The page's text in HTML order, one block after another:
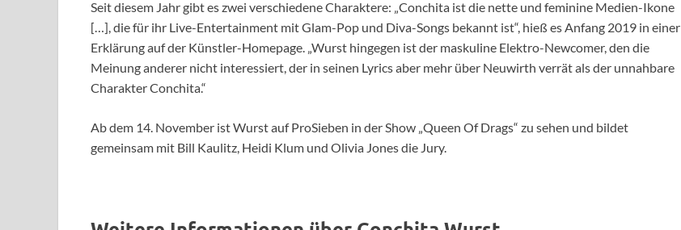
Seit diesem Jahr gibt es zwei verschiedene Charaktere: „Conchita ist die nette und feminine Medien-Ikone
[…], die für ihr Live-Entertainment mit Glam-Pop und Diva-Songs bekannt ist“, hieß es Anfang 2019 in einer
Erklärung auf der Künstler-Homepage. „Wurst hingegen ist der maskuline Elektro-Newcomer, den die
Meinung anderer nicht interessiert, der in seinen Lyrics aber mehr über Neuwirth verrät als der unnahbare
Charakter Conchita.“
Ab dem 14. November ist Wurst auf ProSieben in der Show „Queen Of Drags“ zu sehen und bildet
gemeinsam mit Bill Kaulitz, Heidi Klum und Olivia Jones die Jury.